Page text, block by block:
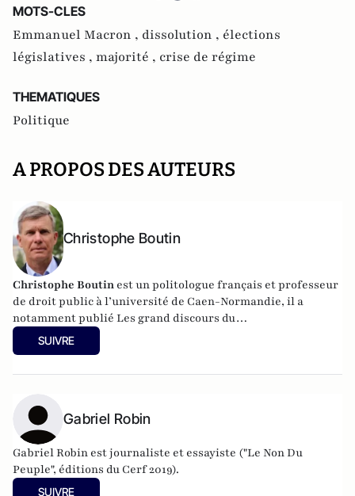
MOTS-CLES
Emmanuel Macron , dissolution , élections
législatives , majorité , crise de régime
THEMATIQUES
Politique
A PROPOS DES AUTEURS
Christophe Boutin
Christophe Boutin est un politologue français et professeur
de droit public à l’université de Caen-Normandie, il a
notamment publié Les grand discours du
XXe siècle(Flammarion 2009) et co-dirigé
du conservatisme
SUIVRE
Gabriel Robin
Gabriel Robin est journaliste et essayiste ("Le Non Du
Peuple", éditions du Cerf 2019).
SUIVRE